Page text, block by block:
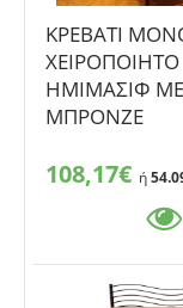
ΚΡΕΒΑΤΙ
ΧΕΙΡΟΠΟΙΗΤΟ
ΗΜΙΜΑΣΙΦ
ΜΠΡΟΝΖΕ
108,17€ ή